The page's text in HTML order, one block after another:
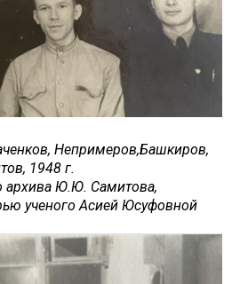
Непримеров,Башкиров,
1948 г.
архива Ю.Ю. Самитова,
ученого Асией Юсуфовной